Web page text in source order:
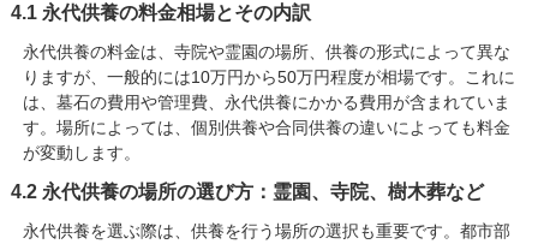
4.1 永代供養の料金相場とその内訳
永代供養の料金は、寺院や霊園の場所、供養の形式によって異な
りますが、一般的には10万円から50万円程度が相場です。これに
は、墓石の費用や管理費、永代供養にかかる費用が含まれていま
す。場所によっては、個別供養や合同供養の違いによっても料金
が変動します。
4.2 永代供養の場所の選び方：霊園、寺院、樹木葬など
永代供養を選ぶ際は、供養を行う場所の選択も重要です。都市部